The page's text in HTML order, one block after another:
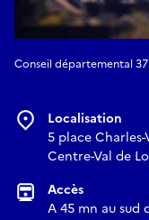
Conseil départemental 37
Localisation
5 place
Centre-Val de
Accès
A 45 mn au sud